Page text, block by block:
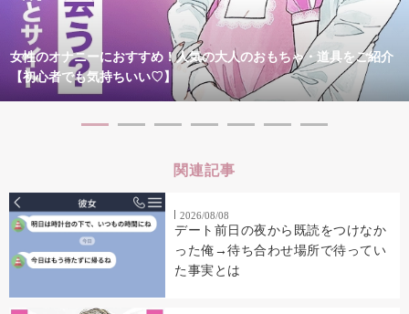
女性のオナニーにおすすめ！人気の大人のおもちゃ・道具をご紹介
【初心者でも気持ちいい♡】
関連記事
2026/08/08
デート前日の夜から既読をつけなか
った俺→待ち合わせ場所で待ってい
た事実とは